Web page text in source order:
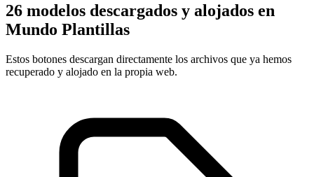
26 modelos descargados y alojados en
Mundo Plantillas
Estos botones descargan directamente los archivos que ya hemos
recuperado y alojado en la propia web.